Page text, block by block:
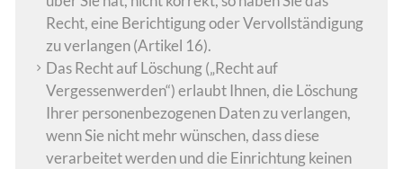
Recht, eine Berichtigung oder Vervollständigung
zu verlangen (Artikel 16).
Das Recht auf Löschung („Recht auf
Vergessenwerden“) erlaubt Ihnen, die Löschung
Ihrer personenbezogenen Daten zu verlangen,
wenn Sie nicht mehr wünschen, dass diese
verarbeitet werden und die Einrichtung keinen